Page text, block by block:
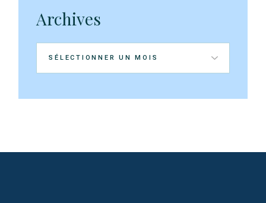
Archives
Archives